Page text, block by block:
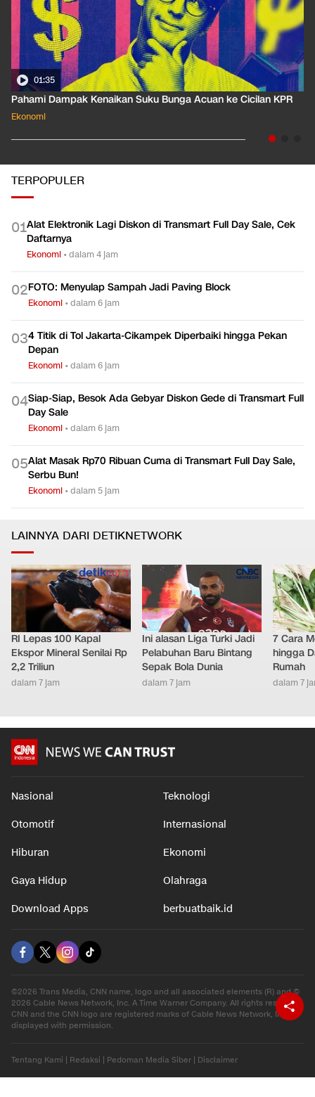
01:35
Pahami Dampak Kenaikan Suku Bunga Acuan ke Cicilan KPR
Ekonomi
TERPOPULER
01Alat Elektronik Lagi Diskon di Transmart Full Day Sale, Cek
Daftarnya
Ekonomi •dalam 4 jam
02FOTO: Menyulap Sampah Jadi Paving Block
Ekonomi •dalam 6 jam
034 Titik di Tol Jakarta-Cikampek Diperbaiki hingga Pekan
Depan
Ekonomi •dalam 6 jam
04Siap-Siap, Besok Ada Gebyar Diskon Gede di Transmart Full
Day Sale
Ekonomi •dalam 6 jam
05Alat Masak Rp70 Ribuan Cuma di Transmart Full Day Sale,
Serbu Bun!
Ekonomi •dalam 5 jam
LAINNYA DARI DETIKNETWORK
RI Lepas 100 Kapal
Ekspor Mineral Senilai Rp
2,2 Triliun
dalam 7 jam
Ini alasan Liga Turki Jadi
Pelabuhan Baru Bintang
Sepak Bola Dunia
dalam 7 jam
7 Cara
hingga
Rumah
dalam 7
Nasional Teknologi
Otomotif Internasional
Hiburan Ekonomi
Gaya Hidup Olahraga
Download Apps berbuatbaik.id
©2026 Trans Media, CNN name, logo and all associated elements (R) and ©
2026 Cable News Network, Inc. A Time Warner Company. All rights reserved.
CNN and the CNN logo are registered marks of Cable News Network, Inc.,
displayed with permission.
Tentang Kami Redaksi Pedoman Media Siber Disclaimer